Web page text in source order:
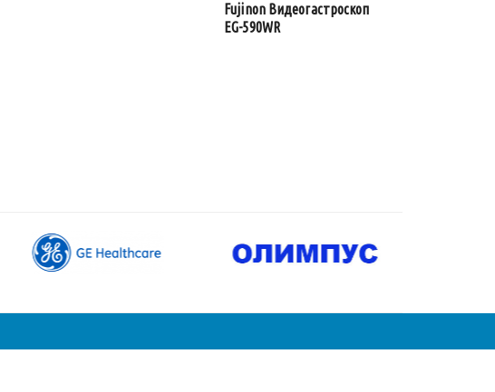
Fujinon Видеогастроскоп
EG-590WR